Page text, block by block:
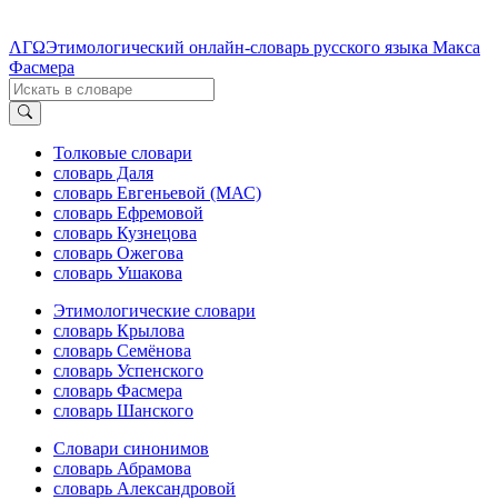
ΛΓΩЭтимологический онлайн-словарь русского языка Макса
Фасмера
Толковые словари
словарь Даля
словарь Евгеньевой (МАС)
словарь Ефремовой
словарь Кузнецова
словарь Ожегова
словарь Ушакова
Этимологические словари
словарь Крылова
словарь Семёнова
словарь Успенского
словарь Фасмера
словарь Шанского
Словари синонимов
словарь Абрамова
словарь Александровой